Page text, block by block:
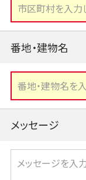
番地・建物名
メッセージ